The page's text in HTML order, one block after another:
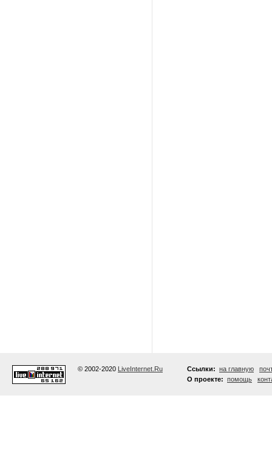
© 2002-2020 LiveInternet.Ru Ссылки: на главную
О проекте: помощь